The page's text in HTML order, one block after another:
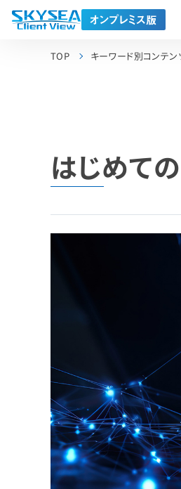
TOP キーワード別コンテン
はじめて